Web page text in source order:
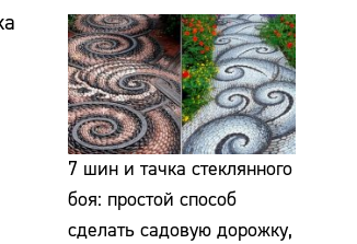
7 шин и тачка стеклянного
боя: простой способ
сделать садовую дорожку,